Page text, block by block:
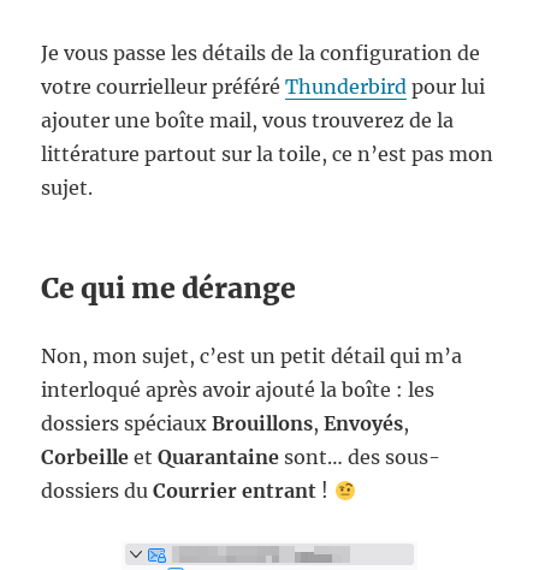
Je vous passe les détails de la configuration de
votre courrielleur préféréThunderbird pour lui
ajouter une boîte mail, vous trouverez de la
littérature partout sur la toile, ce n’est pas mon
sujet.
Ce qui me dérange
Non, mon sujet, c’est un petit détail qui m’a
interloqué après avoir ajouté la boîte : les
dossiers spéciauxBrouillons,Envoyés,
Corbeille etQuarantaine sont… des sous-
dossiers duCourrier entrant !